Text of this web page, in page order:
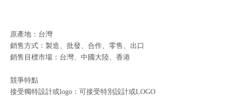
原產地：台灣
銷售方式：製造、批發、合作、零售、出口
銷售目標市場：台灣、中國大陸、香港
競爭特點
接受獨特設計或logo：可接受特別設計或LOGO